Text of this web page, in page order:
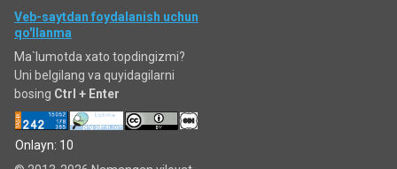
Veb-saytdan foydalanish uchun
qo'llanma
Ma`lumotda xato topdingizmi?
Uni belgilang va quyidagilarni
bosing Ctrl + Enter
Onlayn: 10